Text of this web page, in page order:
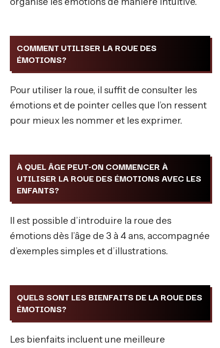
COMMENT UTILISER LA ROUE DES
ÉMOTIONS?
Pour utiliser la roue, il suffit de consulter les
émotions et de pointer celles que l’on ressent
pour mieux les nommer et les exprimer.
À QUEL ÂGE PEUT-ON COMMENCER À
UTILISER LA ROUE DES ÉMOTIONS AVEC LES
ENFANTS?
Il est possible d’introduire la roue des
émotions dès l’âge de 3 à 4 ans, accompagnée
d’exemples simples et d’illustrations.
QUELS SONT LES BIENFAITS DE LA ROUE DES
ÉMOTIONS?
Les bienfaits incluent une meilleure